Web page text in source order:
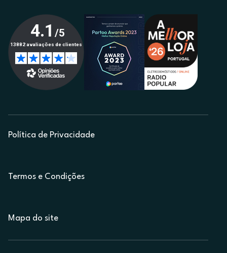
Política de Privacidade
Termos e Condições
Mapa do site